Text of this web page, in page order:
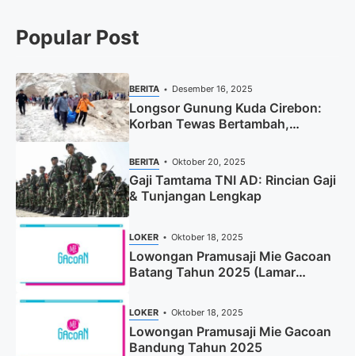
Popular Post
BERITA Desember 16, 2025
Longsor Gunung Kuda Cirebon:
Korban Tewas Bertambah,
Pencarian Dihentikan
BERITA Oktober 20, 2025
Gaji Tamtama TNI AD: Rincian Gaji
& Tunjangan Lengkap
LOKER Oktober 18, 2025
Lowongan Pramusaji Mie Gacoan
Batang Tahun 2025 (Lamar
LOKER Oktober 18, 2025
Lowongan Pramusaji Mie Gacoan
Bandung Tahun 2025